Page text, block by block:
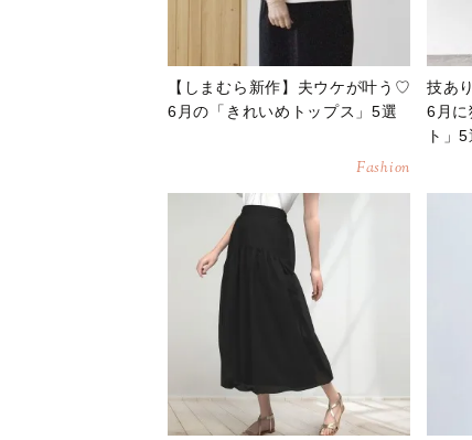
【しまむら新作】夫ウケが叶う♡
6月の「きれいめトップス」5選
Fashion
技あ
6月に
ト」5